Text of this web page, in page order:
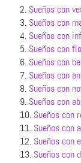
2. Sueños con
3. Sueños con
4. Sueños con
5. Sueños con
6. Sueños con
7. Sueños con
8. Sueños con
9. Sueños con
10. Sueños con
11. Sueños con
12. Sueños con
13. Sueños con